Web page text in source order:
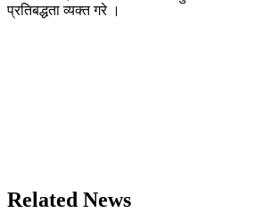
प्रतिबद्धता व्यक्त गरे ।
Related News